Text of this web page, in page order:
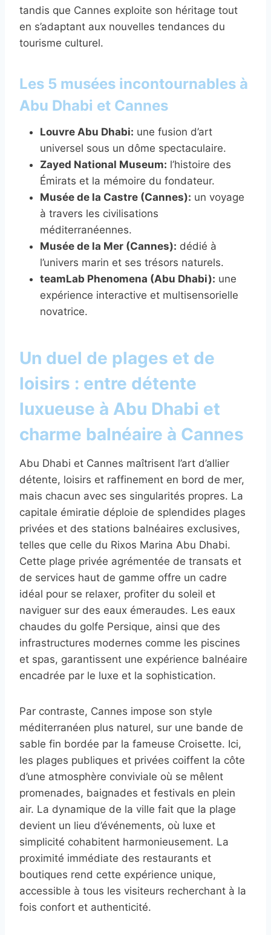
tandis que Cannes exploite son héritage tout
en s’adaptant aux nouvelles tendances du
tourisme culturel.
Les 5 musées incontournables à
Abu Dhabi et Cannes
Louvre Abu Dhabi: une fusion d’art
universel sous un dôme spectaculaire.
Zayed National Museum: l’histoire des
Émirats et la mémoire du fondateur.
Musée de la Castre (Cannes): un voyage
à travers les civilisations
méditerranéennes.
Musée de la Mer (Cannes): dédié à
l’univers marin et ses trésors naturels.
teamLab Phenomena (Abu Dhabi): une
expérience interactive et multisensorielle
novatrice.
Un duel de plages et de
loisirs : entre détente
luxueuse à Abu Dhabi et
charme balnéaire à Cannes
Abu Dhabi et Cannes maîtrisent l’art d’allier
détente, loisirs et raffinement en bord de mer,
mais chacun avec ses singularités propres. La
capitale émiratie déploie de splendides plages
privées et des stations balnéaires exclusives,
telles que celle du Rixos Marina Abu Dhabi.
Cette plage privée agrémentée de transats et
de services haut de gamme offre un cadre
idéal pour se relaxer, profiter du soleil et
naviguer sur des eaux émeraudes. Les eaux
chaudes du golfe Persique, ainsi que des
infrastructures modernes comme les piscines
et spas, garantissent une expérience balnéaire
encadrée par le luxe et la sophistication.
Par contraste, Cannes impose son style
méditerranéen plus naturel, sur une bande de
sable fin bordée par la fameuse Croisette. Ici,
les plages publiques et privées coiffent la côte
d’une atmosphère conviviale où se mêlent
promenades, baignades et festivals en plein
air. La dynamique de la ville fait que la plage
devient un lieu d’événements, où luxe et
simplicité cohabitent harmonieusement. La
proximité immédiate des restaurants et
boutiques rend cette expérience unique,
accessible à tous les visiteurs recherchant à la
fois confort et authenticité.